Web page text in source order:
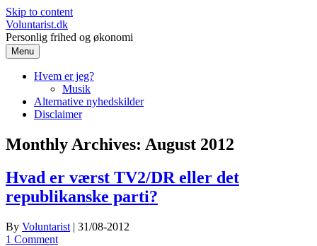
Skip to content
Voluntarist.dk
Personlig frihed og økonomi
Menu
Hvem er jeg?
Musik
Alternative nyhedskilder
Disclaimer
Monthly Archives: August 2012
Hvad er værst TV2/DR eller det
republikanske parti?
By Voluntarist | 31/08-2012
1 Comment